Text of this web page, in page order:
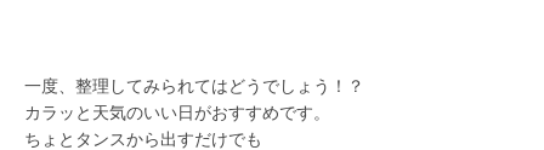
一度、整理してみられてはどうでしょう！？
カラッと天気のいい日がおすすめです。
ちょとタンスから出すだけでも